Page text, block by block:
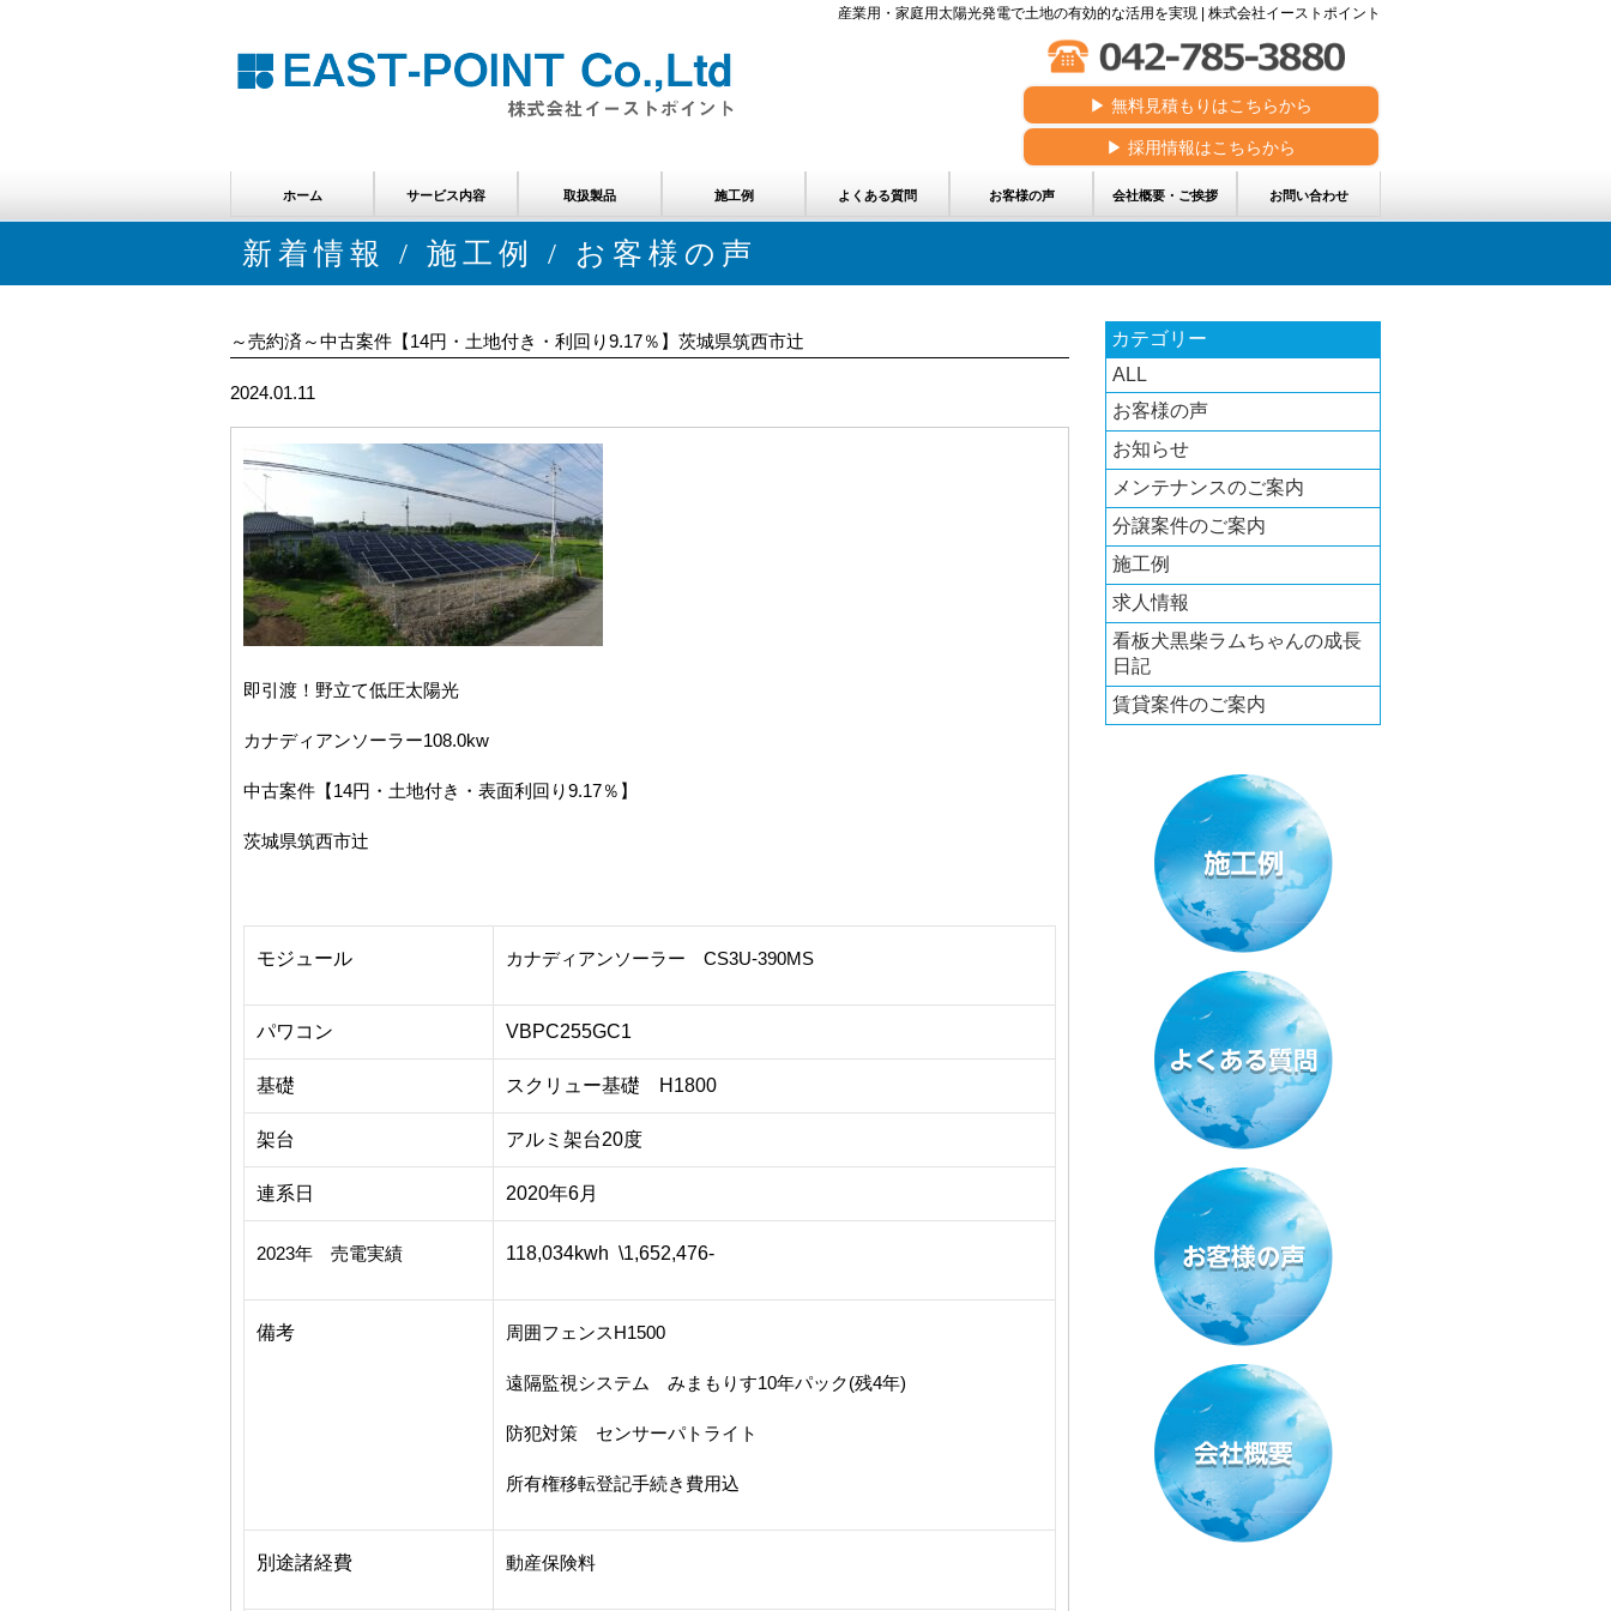
産業用・家庭用太陽光発電で土地の有効的な活用を実現 | 株式会社イーストポイント
▶︎ 無料見積もりはこちらから
▶︎ 採用情報はこちらから
ホーム サービス内容
分譲案件のご案内
賃貸案件のご案内
メンテナンスのご案内
取扱製品 施工例 よくある質問 お客様の声 会社概要・ご挨拶 お問い合わせ
新着情報 / 施工例 / お客様の声
～売約済～中古案件【14円・土地付き・利回り9.17％】茨城県筑西市辻
2024.01.11
即引渡！野立て低圧太陽光
カナディアンソーラー108.0kw
中古案件【14円・土地付き・表面利回り9.17％】
茨城県筑西市辻
モジュール カナディアンソーラー CS3U-390MS
パワコン VBPC255GC1
基礎 スクリュー基礎 H1800
架台 アルミ架台20度
連系日 2020年6月
2023年 売電実績 118,034kwh \1,652,476-
備考 周囲フェンスH1500
遠隔監視システム みまもりす10年パック(残4年)
防犯対策 センサーパトライト
所有権移転登記手続き費用込
別途諸経費 動産保険料
カテゴリー
ALL
お客様の声
お知らせ
メンテナンスのご案内
分譲案件のご案内
施工例
求人情報
看板犬黒柴ラムちゃんの成長
日記
賃貸案件のご案内